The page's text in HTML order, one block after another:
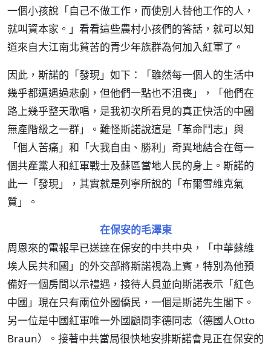
一個小孩說「自己不做工作，而使別人替他工作的人，
就叫資本家。」看看這些農村小孩們的答話，就可以知
道來自大江南北貧苦的青少年族群為何加入紅軍了。
因此，斯諾的「發現」如下：「雖然每一個人的生活中
幾乎都遭遇過悲劇，但他們一點也不沮喪」，「他們在
路上幾乎整天歌唱，是我初次所看見的真正快活的中國
無產階級之一群」。難怪斯諾說這是「革命鬥志」與
「個人苦痛」和「大我自由、勝利」奇異地結合在每一
個共產黨人和紅軍戰士及蘇區當地人民的身上。斯諾的
此一「發現」，其實就是列寧所說的「布爾雪維克氣
質」。
在保安的毛澤東
周恩來的電報早已送達在保安的中共中央，「中華蘇維
埃人民共和國」的外交部將斯諾視為上賓，特別為他預
備好一個房間以示禮遇，接待人員並向斯諾表示「紅色
中國」現在只有兩位外國僑民，一個是斯諾先生閣下。
另一位是中國紅軍唯一外國顧問李德同志（德國人Otto
Braun）。接著中共當局很快地安排斯諾會見正在保安的